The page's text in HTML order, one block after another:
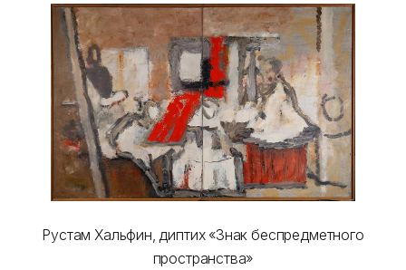
Рустам Хальфин, диптих «Знак беспредметного
пространства»